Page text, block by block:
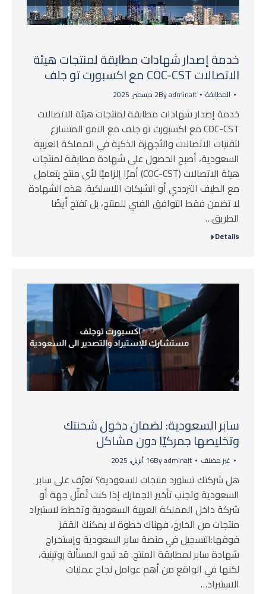
خدمة إصدار شهادات مطابقة لمنتجات هيئة
الاتصالات COC-CST مع اكسبورت تو جلف
المطابقة Byadminalt 2 ديسمبر، 2025
خدمة إصدار شهادات مطابقة لمنتجات هيئة الاتصالات
COC-CST مع اكسبورت تو جلف مع النمو المتسارع
لتقنيات الاتصالات والأجهزة الذكية في المملكة العربية
السعودية، أصبح الحصول على شهادة مطابقة لمنتجات
هيئة الاتصالات (COC-CST) أمرًا إلزاميًا لأي منتج يتعامل
مع الطيف الترددي أو الشبكات اللاسلكية. هذه الشهادة
لا تضمن فقط التوافق الفني للمنتج، بل تفتح أيضًا
الطريق…
Details
سابر السعودية: لضمان دخول شحنتك
وتخليصها جمركيًا دون مشاكل
غير مصنف Byadminalt 16 أبريل، 2025
هل شركتك تستورد منتجات للسعودية؟ تعرّف على سابر
السعودية وتجنب تأخير الجمارك إذا كنت تُمثّل جهة أو
شركة داخل المملكة العربية السعودية وتخطط لاستيراد
منتجات من الخارج، فهناك خطوة لا يمكنك القفز
فوقها:التسجيل في منصة سابر السعودية وإستخراج
شهادة سابر لمطابقة المنتج. قد تبدو المسألة روتينية،
لكنها في الواقع من أهم عوامل نجاح عمليات
الاستيراد…